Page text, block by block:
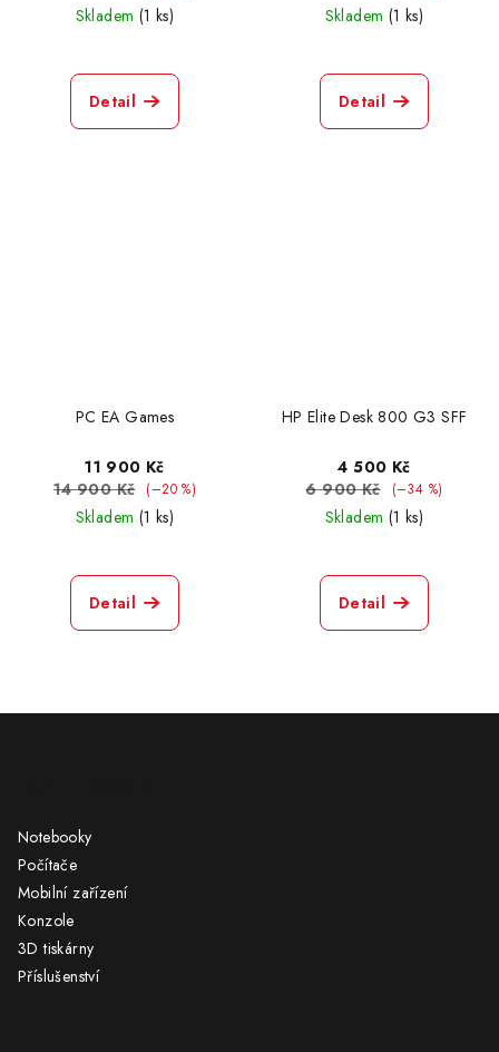
Skladem (1 ks)
Detail
Skladem (1 ks)
Detail
PC EA Games
11 900 Kč
14 900 Kč (–20 %)
Skladem (1 ks)
Detail
HP Elite Desk 800 G3 SFF
4 500 Kč
6 900 Kč
(–34 %)
Skladem (1 ks)
Detail
Notebooky
Počítače
Mobilní zařízení
Konzole
3D tiskárny
Příslušenství